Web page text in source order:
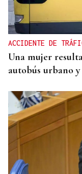
Vilariño de
ACCIDENTE DE
Una mujer
autobús urbano